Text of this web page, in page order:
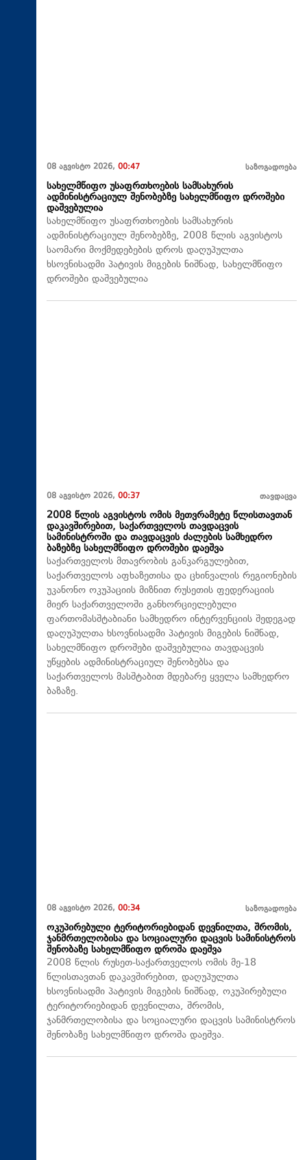
08 აგვისტო 2026, 00:47 საზოგადოება
სახელმწიფო უსაფრთხოების სამსახურის
ადმინისტრაციულ შენობებზე სახელმწიფო დროშები
დაშვებულია
სახელმწიფო უსაფრთხოების სამსახურის
ადმინისტრაციულ შენობებზე, 2008 წლის აგვისტოს
საომარი მოქმედებების დროს დაღუპულთა
ხსოვნისადმი პატივის მიგების ნიშნად, სახელმწიფო
დროშები დაშვებულია
08 აგვისტო 2026, 00:37 თავდაცვა
2008 წლის აგვისტოს ომის მეთვრამეტე წლისთავთან
დაკავშირებით, საქართველოს თავდაცვის
სამინისტროში და თავდაცვის ძალების სამხედრო
ბაზებზე სახელმწიფო დროშები დაეშვა
საქართველოს მთავრობის განკარგულებით,
საქართველოს აფხაზეთისა და ცხინვალის რეგიონების
უკანონო ოკუპაციის მიზნით რუსეთის ფედერაციის
მიერ საქართველოში განხორციელებული
ფართომასშტაბიანი სამხედრო ინტერვენციის შედეგად
დაღუპულთა ხსოვნისადმი პატივის მიგების ნიშნად,
სახელმწიფო დროშები დაშვებულია თავდაცვის
უწყების ადმინისტრაციულ შენობებსა და
საქართველოს მასშტაბით მდებარე ყველა სამხედრო
ბაზაზე.
08 აგვისტო 2026, 00:34 საზოგადოება
ოკუპირებული ტერიტორიებიდან დევნილთა, შრომის,
ჯანმრთელობისა და სოციალური დაცვის სამინისტროს
შენობაზე სახელმწიფო დროშა დაეშვა
2008 წლის რუსეთ-საქართველოს ომის მე-18
წლისთავთან დაკავშირებით, დაღუპულთა
ხსოვნისადმი პატივის მიგების ნიშნად, ოკუპირებული
ტერიტორიებიდან დევნილთა, შრომის,
ჯანმრთელობისა და სოციალური დაცვის სამინისტროს
შენობაზე სახელმწიფო დროშა დაეშვა.